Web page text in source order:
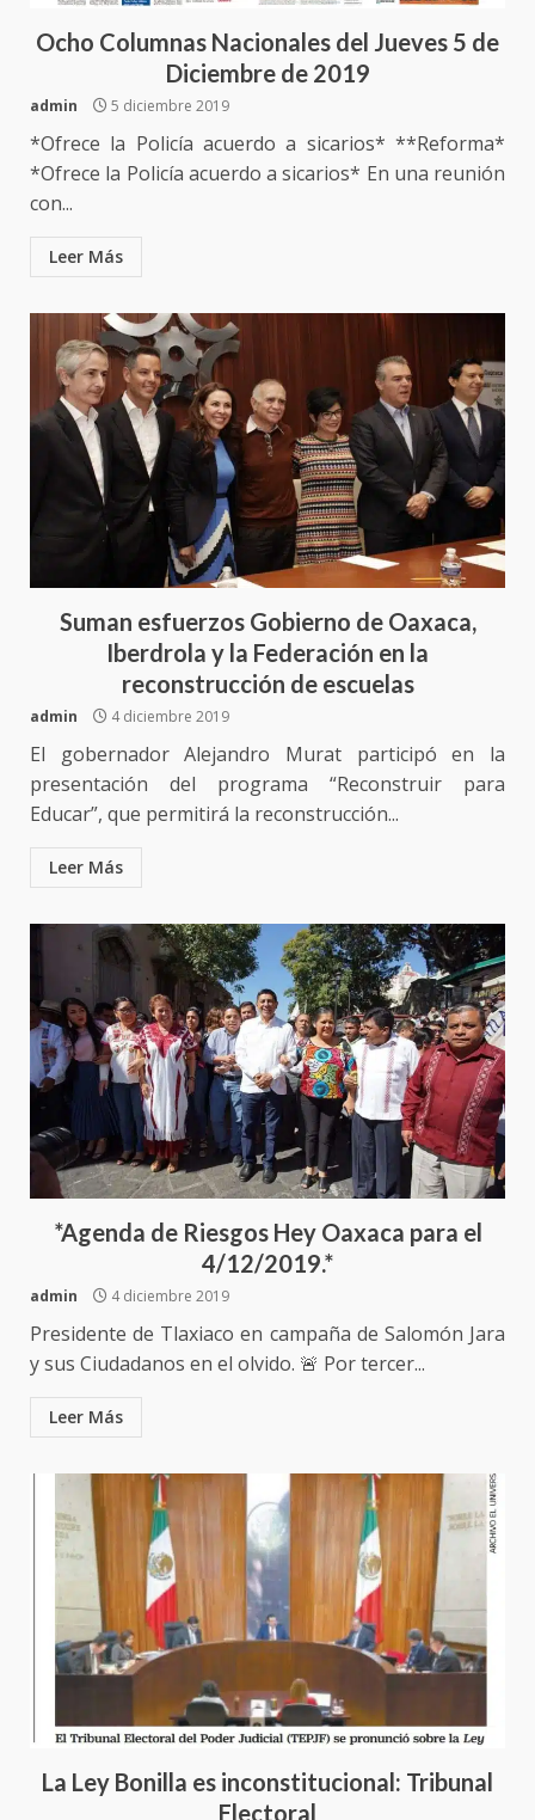
Ocho Columnas Nacionales del Jueves 5 de
Diciembre de 2019
admin 5 diciembre 2019
*Ofrece la Policía acuerdo a sicarios* **Reforma*
*Ofrece la Policía acuerdo a sicarios* En una reunión
con...
Leer Más
Suman esfuerzos Gobierno de Oaxaca,
Iberdrola y la Federación en la
reconstrucción de escuelas
admin 4 diciembre 2019
El gobernador Alejandro Murat participó en la
presentación del programa “Reconstruir para
Educar”, que permitirá la reconstrucción...
Leer Más
*Agenda de Riesgos Hey Oaxaca para el
4/12/2019.*
admin 4 diciembre 2019
Presidente de Tlaxiaco en campaña de Salomón Jara
y sus Ciudadanos en el olvido. 🚨 Por tercer...
Leer Más
La Ley Bonilla es inconstitucional: Tribunal
Electoral
Ciudad Salud: justicia social para
Oaxaca